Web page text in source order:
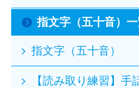
指文字（五十音）
指文字（五十音）
【読み取り練習】